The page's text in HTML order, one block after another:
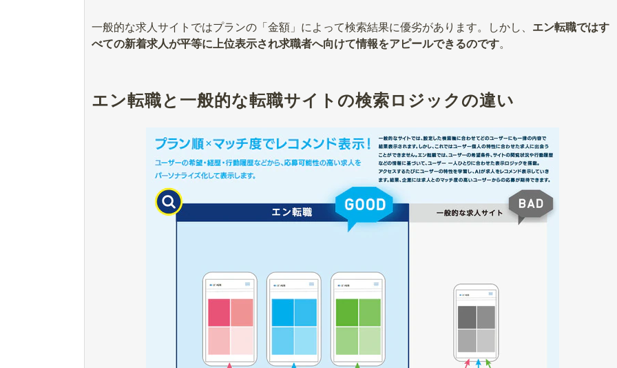
一般的な求人サイトではプランの「金額」によって検索結果に優劣があります。しかし、 エン転職ではす
べての新着求人が平等に上位表示され求職者へ向けて情報をアピールできるのです。
エン転職と一般的な転職サイトの検索ロジックの違い